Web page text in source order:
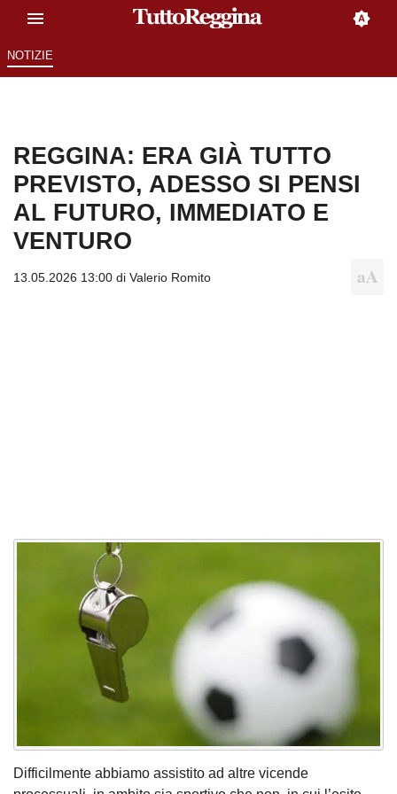
NOTIZIE
REGGINA: ERA GIÀ TUTTO
PREVISTO, ADESSO SI PENSI
AL FUTURO, IMMEDIATO E
VENTURO
13.05.2026 13:00 di Valerio Romito
Difficilmente abbiamo assistito ad altre vicende